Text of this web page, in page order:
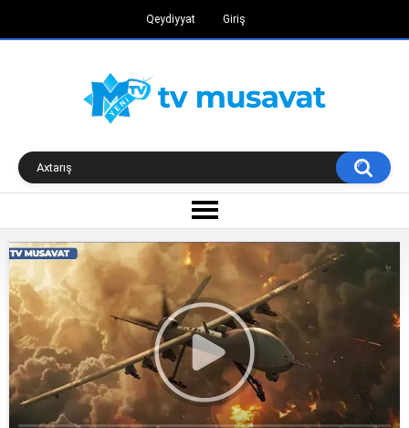
Qeydiyyat Giriş